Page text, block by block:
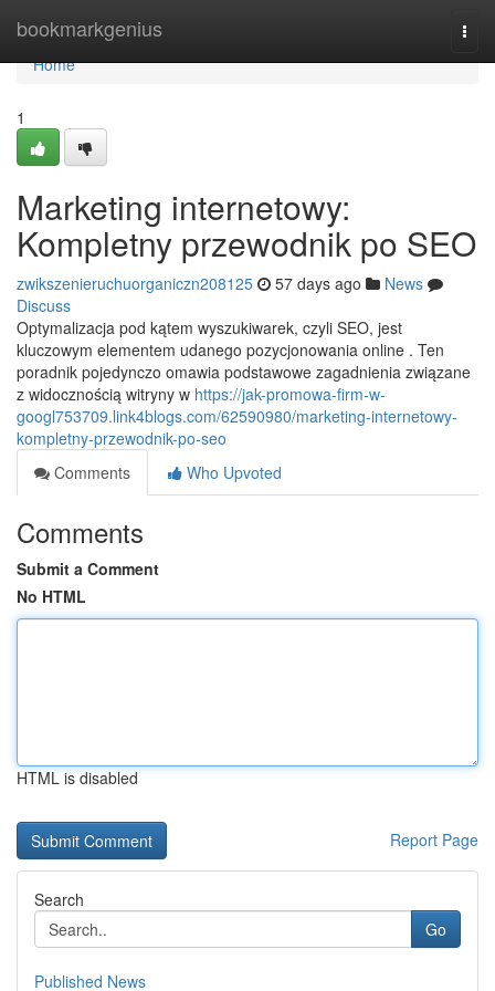
bookmarkgenius
Home
Home
1
Marketing internetowy:
Kompletny przewodnik po SEO
zwikszenieruchuorganiczn208125 57 days ago
News
Discuss
Optymalizacja pod kątem wyszukiwarek, czyli SEO, jest
kluczowym elementem udanego pozycjonowania online . Ten
poradnik pojedynczo omawia podstawowe zagadnienia związane
z widocznością witryny w https://jak-promowa-firm-w-
googl753709.link4blogs.com/62590980/marketing-internetowy-
kompletny-przewodnik-po-seo
Comments
Who Upvoted
Comments
Submit a Comment
No HTML
HTML is disabled
Report Page
Search
Go
Published News